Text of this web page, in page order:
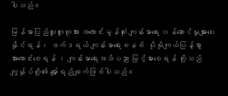
ပါသည်။
မြန်မာပြည်သူလူထုအား အကောင်းမွန်ဆုံး ကျန်းမာရေး ၀န်ဆောင်မှုများပေး
နိုင်ရန်၊ ဖက်ဒရယ် ကျန်းမာရေးစနစ် ပိုမိုကျယ်ပြန့်စွာ
အားကောင်းစေရန် ၊ ကျန်းမာရေးအသိပညာ မြင့်မားစေရန် တို့သည်
ကျွန်ုပ်တို့၏ မျှော်ရည်ချက်ဖြစ်ပါသည်။